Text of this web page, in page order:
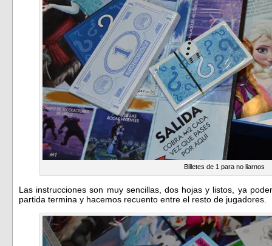
Billetes de 1 para no liarnos
Las instrucciones son muy sencillas, dos hojas y listos, ya
partida termina y hacemos recuento entre el resto de jugadores.